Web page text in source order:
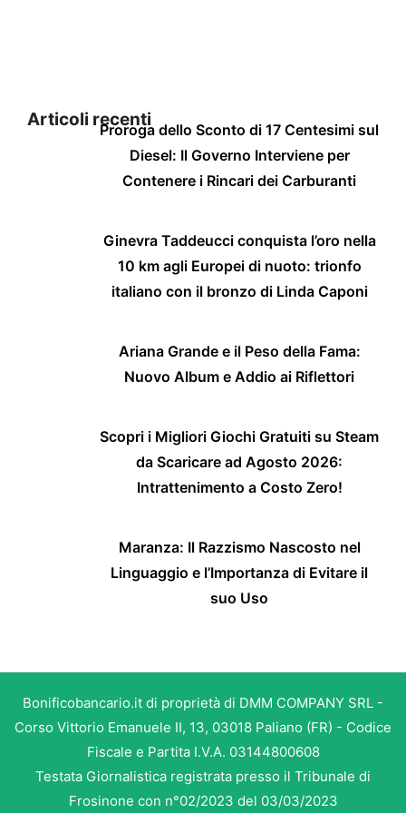
Articoli recentiProroga dello Sconto di 17 Centesimi sul
Diesel: Il Governo Interviene per
Contenere i Rincari dei Carburanti
Ginevra Taddeucci conquista l’oro nella
10 km agli Europei di nuoto: trionfo
italiano con il bronzo di Linda Caponi
Ariana Grande e il Peso della Fama:
Nuovo Album e Addio ai Riflettori
Scopri i Migliori Giochi Gratuiti su Steam
da Scaricare ad Agosto 2026:
Intrattenimento a Costo Zero!
Maranza: Il Razzismo Nascosto nel
Linguaggio e l’Importanza di Evitare il
suo Uso
Bonificobancario.it di proprietà di DMM COMPANY SRL -
Corso Vittorio Emanuele II, 13, 03018 Paliano (FR) - Codice
Fiscale e Partita I.V.A. 03144800608
Testata Giornalistica registrata presso il Tribunale di
Frosinone con n°02/2023 del 03/03/2023